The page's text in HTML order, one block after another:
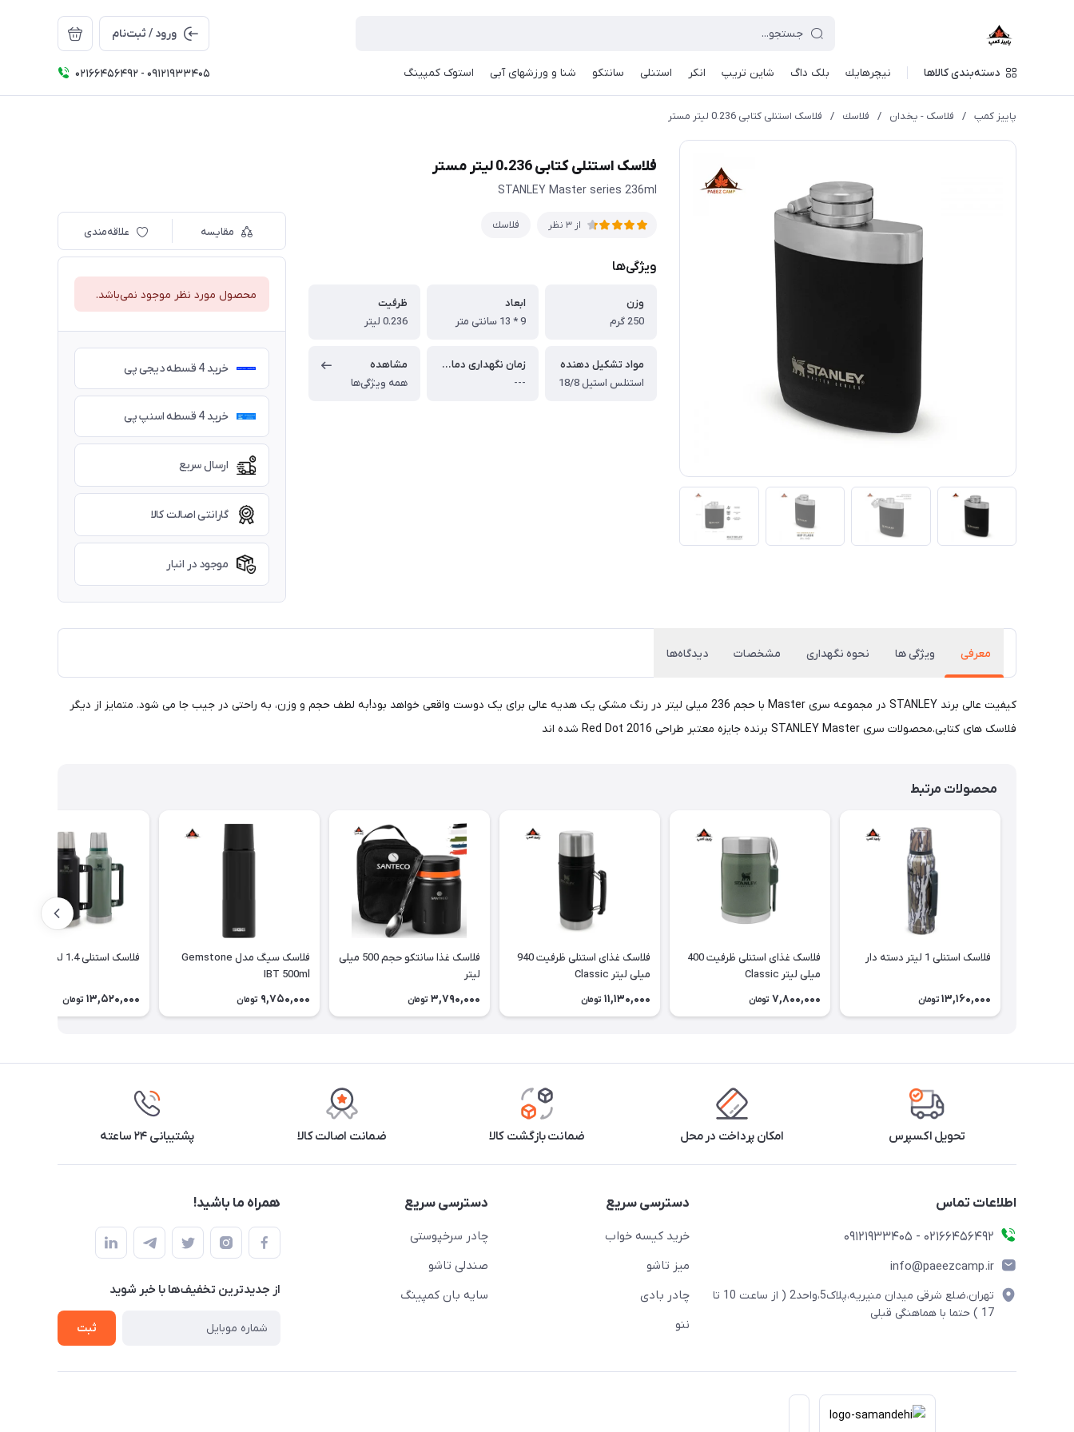
ورود / ثبت‌نام
دسته‌بندی کالاها نيچرهايك بلک داگ شاین تریپ انکر استنلی سانتکو شنا و ورزشهای آبی استوک کمپینگ 02166456492 - 09121933405
پاییز کمپ / فلاسک - یخدان / فلاسك / فلاسک استنلی کتابی 0.236 لیتر مستر
فلاسک استنلی کتابی 0.236 لیتر مستر
STANLEY Master series 236ml
از 3 نظر فلاسك
ویژگی‌ها
وزن
250 گرم
ابعاد
9 * 13 سانتی متر
ظرفیت
0.236 لیتر
مواد تشکیل دهنده
استنلس استیل 18/8
زمان نگهداری دمای گرم
---
مشاهده
همه ویژگی‌ها
مقایسه علاقه‌مندی
محصول مورد نظر موجود نمی‌باشد.
خرید 4 قسطه دیجی پی
خرید 4 قسطه اسنپ پی
ارسال سریع
گارانتی اصالت کالا
موجود در انبار
معرفی ویژگی ها نحوه نگهداری مشخصات دیدگاه‌ها
کیفیت عالی برند STANLEY در مجموعه سری Master با حجم 236 میلی لیتر در رنگ مشکی یک هدیه عالی برای یک دوست واقعی خواهد بود!به لطف حجم و وزن، به راحتی در جیب جا می شود. متمایز از دیگر
فلاسک های کتابی.محصولات سری STANLEY Master برنده جایزه معتبر طراحی Red Dot 2016 شده اند
محصولات مرتبط
فلاسک استنلی 1 لیتر دسته دار
13,160,000 تومان
فلاسک غذای استنلی ظرفیت 400
میلی لیتر Classic
7,800,000 تومان
فلاسک غذای استنلی ظرفیت 940
میلی لیتر Classic
11,130,000 تومان
فلاسک غذا سانتکو حجم 500 میلی
لیتر
3,790,000 تومان
فلاسک سیگ مدل Gemstone
IBT 500ml
9,750,000 تومان
فلاسک استنلی 1.4 لیتر
13,520,000 تومان
تحویل اکسپرس امکان پرداخت در محل ضمانت بازگشت کالا ضمانت اصالت کالا پشتیبانی ۲۴ ساعته
اطلاعات تماس
02166456492 - 09121933405
info@paeezcamp.ir
تهران،ضلع شرقی میدان منیریه،پلاک5،واحد2 ( از ساعت 10 تا
17 ) حتما با هماهنگی قبلی
دسترسی سریع
خرید کیسه خواب
میز تاشو
چادر بادی
ننو
دسترسی سریع
چادر سرخپوستی
صندلی تاشو
سایه بان کمپینگ
همراه ما باشید!
از جدید‌ترین تخفیف‌ها با‌ خبر شوید
ثبت